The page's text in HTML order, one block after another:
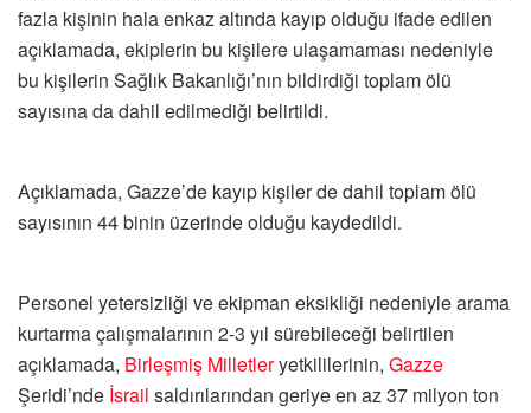
fazla kişinin hala enkaz altında kayıp olduğu ifade edilen
açıklamada, ekiplerin bu kişilere ulaşamaması nedeniyle
bu kişilerin Sağlık Bakanlığı’nın bildirdiği toplam ölü
sayısına da dahil edilmediği belirtildi.
Açıklamada, Gazze’de kayıp kişiler de dahil toplam ölü
sayısının 44 binin üzerinde olduğu kaydedildi.
Personel yetersizliği ve ekipman eksikliği nedeniyle arama
kurtarma çalışmalarının 2-3 yıl sürebileceği belirtilen
açıklamada, Birleşmiş Milletleryetkililerinin, Gazze
Şeridi’nde İsrail saldırılarından geriye en az 37 milyon ton